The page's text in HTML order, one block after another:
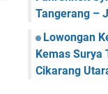
Tangerang –
Lowongan
Kemas Surya
Cikarang